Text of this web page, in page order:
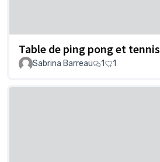
Table de ping pong et tennis
Sabrina Barreau
1 1